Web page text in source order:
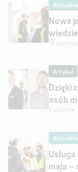
Nowe
18
Artykuł
Dzięki
osób
5 czerwca
maja –